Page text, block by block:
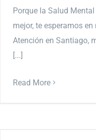
Porque la Salud
mejor, te esperamos
Atención en Santiago,
[...]
Read More